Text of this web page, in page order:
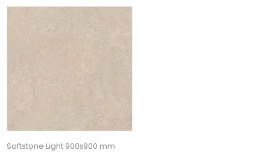
Softstone Light 900x900 mm